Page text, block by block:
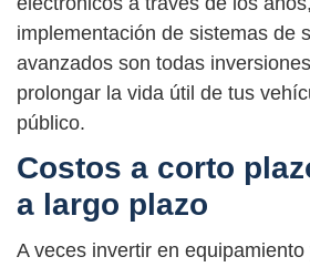
implementación de sistemas de
avanzados son todas
prolongar la vida útil de tus
público.
Costos a corto
a largo plazo
A veces invertir en